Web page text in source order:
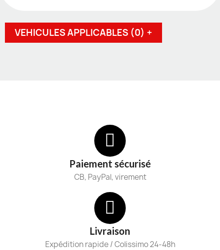
VEHICULES APPLICABLES (0) +
Paiement sécurisé
CB, PayPal, virement
Livraison
Expédition rapide / Colissimo 24-48h